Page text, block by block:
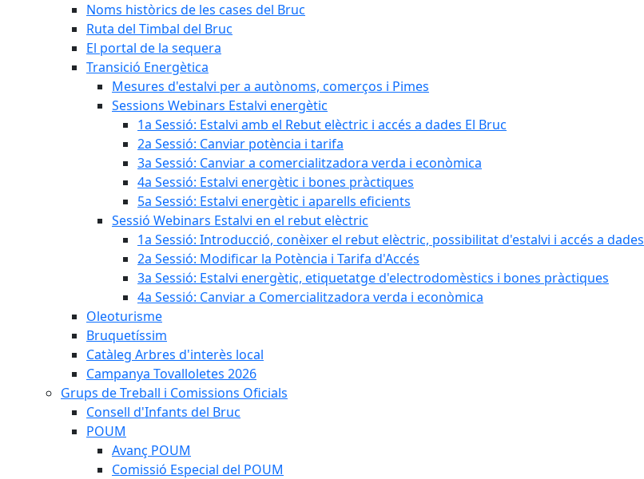
Noms històrics de les cases del Bruc
Ruta del Timbal del Bruc
El portal de la sequera
Transició Energètica
Mesures d'estalvi per a autònoms, comerços i Pimes
Sessions Webinars Estalvi energètic
1a Sessió: Estalvi amb el Rebut elèctric i accés a dades El Bruc
2a Sessió: Canviar potència i tarifa
3a Sessió: Canviar a comercialitzadora verda i econòmica
4a Sessió: Estalvi energètic i bones pràctiques
5a Sessió: Estalvi energètic i aparells eficients
Sessió Webinars Estalvi en el rebut elèctric
1a Sessió: Introducció, conèixer el rebut elèctric, possibilitat d'estalvi i accés a dades
2a Sessió: Modificar la Potència i Tarifa d'Accés
3a Sessió: Estalvi energètic, etiquetatge d'electrodomèstics i bones pràctiques
4a Sessió: Canviar a Comercialitzadora verda i econòmica
Oleoturisme
Bruquetíssim
Catàleg Arbres d'interès local
Campanya Tovalloletes 2026
Grups de Treball i Comissions Oficials
Consell d'Infants del Bruc
POUM
Avanç POUM
Comissió Especial del POUM